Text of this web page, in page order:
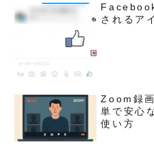
されるア
Zoom録
単で安心
使い方